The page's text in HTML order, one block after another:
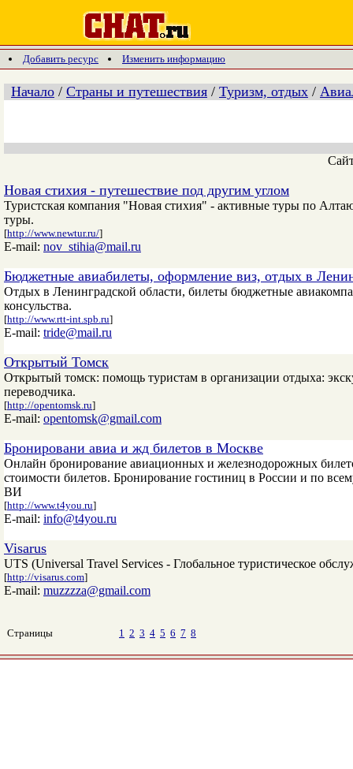
Добавить ресурс Изменить информацию
Начало / Страны и путешествия / Туризм, отдых /
Новая стихия - путешествие под другим углом
Туристская компания "Новая стихия" - активные туры по
туры.
[http://www.newtur.ru/]
E-mail: nov_stihia@mail.ru
Бюджетные авиабилеты, оформление виз, отдых в
Отдых в Ленинградской области, билеты бюджетные
консульства.
[http://www.rtt-int.spb.ru]
E-mail: tride@mail.ru
Открытый Томск
Открытый томск: помощь туристам в организации отдыха:
переводчика.
[http://opentomsk.ru]
E-mail: opentomsk@gmail.com
Бронировани авиа и жд билетов в Москве
Онлайн бронирование авиационных и железнодорожных
стоимости билетов. Бронирование гостиниц в России и по
ВИ
[http://www.t4you.ru]
E-mail: info@t4you.ru
Visarus
UTS (Universal Travel Services - Глобальное туристическое
[http://visarus.com]
E-mail: muzzzza@gmail.com
Страницы 1 2 3 4 5 6 7 8